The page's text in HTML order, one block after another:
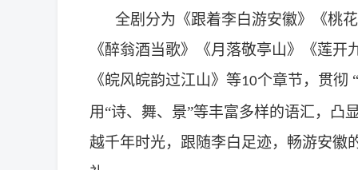
全剧分为《跟着李白游安徽》《桃
《醉翁酒当歌》《月落敬亭山》《莲
《皖风皖韵过江山》等10个章节，贯彻
用“诗、舞、景”等丰富多样的语汇，凸
越千年时光，跟随李白足迹，畅游安徽